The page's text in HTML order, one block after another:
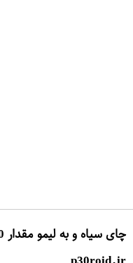
چای سیاه و به لیمو مقدار 140گرم برند تکسو